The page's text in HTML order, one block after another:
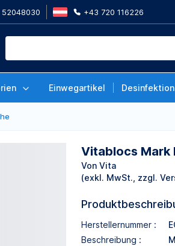
+43 720 116226
Einwegartikel
Vitablocs Mark II 3D für
Vitablocs Mark
Von Vita
(exkl. MwSt., zzgl.
Herstellernummer :
Beschreibung :